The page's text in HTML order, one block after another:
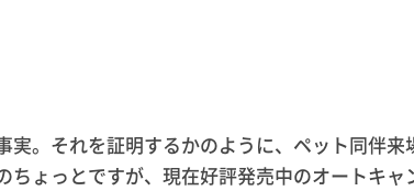
実。それを証明するかのように、ペット同伴
ょっとですが、現在好評発売中のオートキャ